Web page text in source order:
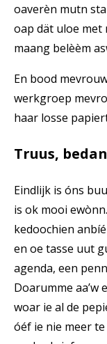
oaverèn mutn
oap dät uloe met
maang belèèm
En bood
werkgroep
haar losse
Truus,
Eindlijk is óns
is ok mooi
kedoochien
en oe tasse uut
agenda, een
Doarumme aa’w
woar ie al de
óéf ie nie meer